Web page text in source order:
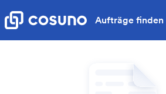
Aufträge finden